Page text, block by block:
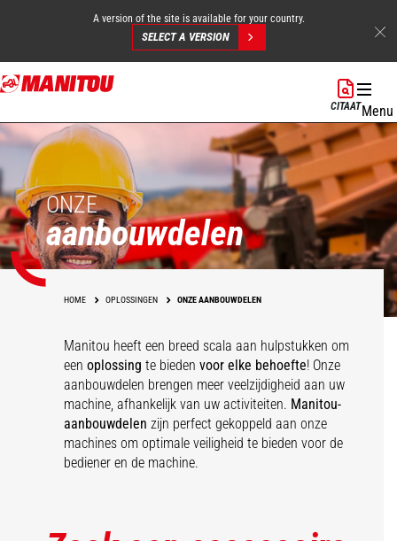
Overslaan
en
de
inhoud
gaan
A version of the site is available for your country.
SELECT A VERSION
CITAATMenu
ONZE
aanbouwdelen
HOME OPLOSSINGEN ONZE AANBOUWDELEN
Manitou heeft een breed scala aan hulpstukken om
eenoplossing te biedenvoor elke behoefte! Onze
aanbouwdelen brengen meer veelzijdigheid aan uw
machine, afhankelijk van uw activiteiten. Manitou-
aanbouwdelen zijn perfect gekoppeld aan onze
machines om optimale veiligheid te bieden voor de
bediener en de machine.